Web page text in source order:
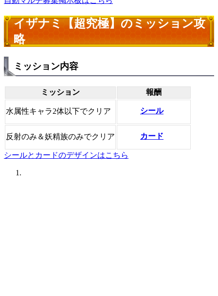
イザナミ【超究極】のミッション攻
略
ミッション内容
ミッション 報酬
水属性キャラ2体以下でクリア シール
反射のみ＆妖精族のみでクリア カード
シールとカードのデザインはこちら